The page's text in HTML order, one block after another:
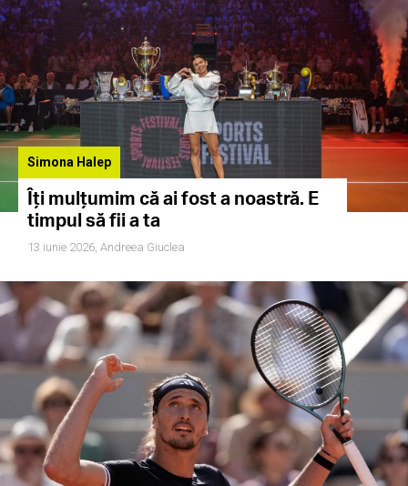
Simona Halep
Îți mulțumim că ai fost a noastră. E
timpul să fii a ta
13 iunie 2026, Andreea Giuclea